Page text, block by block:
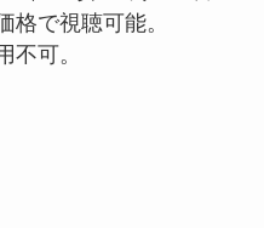
格で視聴可能。
不可。